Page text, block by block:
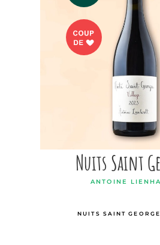
Nuits Saint
ANTOINE
NUITS SAINT